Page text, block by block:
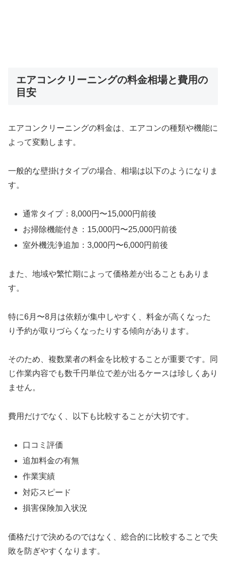
エアコンクリーニングの料金相場と費用の
目安
エアコンクリーニングの料金は、エアコンの種類や機能に
よって変動します。
一般的な壁掛けタイプの場合、相場は以下のようになりま
す。
通常タイプ：8,000円〜15,000円前後
お掃除機能付き：15,000円〜25,000円前後
室外機洗浄追加：3,000円〜6,000円前後
また、地域や繁忙期によって価格差が出ることもありま
す。
特に6月〜8月は依頼が集中しやすく、料金が高くなった
り予約が取りづらくなったりする傾向があります。
そのため、複数業者の料金を比較することが重要です。同
じ作業内容でも数千円単位で差が出るケースは珍しくあり
ません。
費用だけでなく、以下も比較することが大切です。
口コミ評価
追加料金の有無
作業実績
対応スピード
損害保険加入状況
価格だけで決めるのではなく、総合的に比較することで失
敗を防ぎやすくなります。